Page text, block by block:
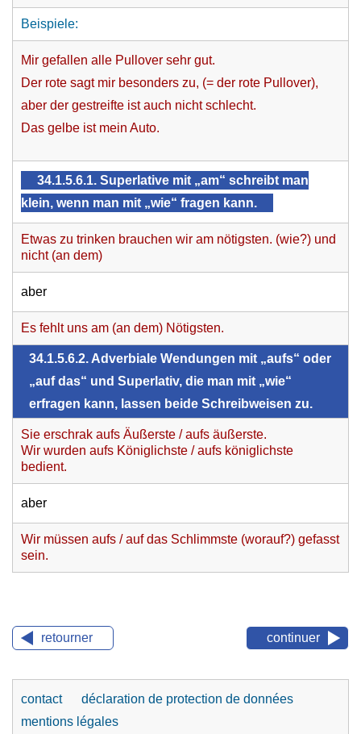
Beispiele:
Mir gefallen alle Pullover sehr gut.
Der rote sagt mir besonders zu, (= der rote Pullover),
aber der gestreifte ist auch nicht schlecht.
Das gelbe ist mein Auto.
34.1.5.6.1. Superlative mit „am“ schreibt man
klein, wenn man mit „wie“ fragen kann.
Etwas zu trinken brauchen wir am nötigsten. (wie?) und
nicht (an dem)
aber
Es fehlt uns am (an dem) Nötigsten.
34.1.5.6.2. Adverbiale Wendungen mit „aufs“ oder
„auf das“ und Superlativ, die man mit „wie“
erfragen kann, lassen beide Schreibweisen zu.
Sie erschrak aufs Äußerste / aufs äußerste.
Wir wurden aufs Königlichste / aufs königlichste
bedient.
aber
Wir müssen aufs / auf das Schlimmste (worauf?) gefasst
sein.
retourner continuer
contact
déclaration de protection de données
mentions légales